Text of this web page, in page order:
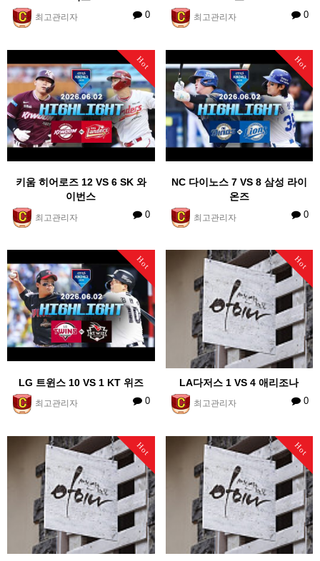
최고관리자 0 최고관리자 0
Hot
키움 히어로즈 12 VS 6 SK 와
이번스
최고관리자 0
Hot
NC 다이노스 7 VS 8 삼성 라이
온즈
최고관리자 0
Hot
LG 트윈스 10 VS 1 KT 위즈
최고관리자 0
Hot
LA다저스 1 VS 4 애리조나
최고관리자 0
Hot Hot